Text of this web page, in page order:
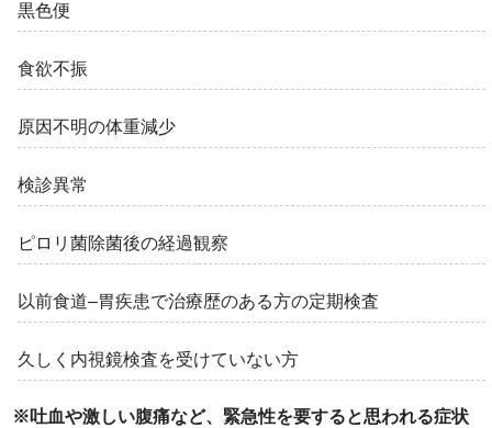
黒色便
食欲不振
原因不明の体重減少
検診異常
ピロリ菌除菌後の経過観察
以前食道–胃疾患で治療歴のある方の定期検査
久しく内視鏡検査を受けていない方
※吐血や激しい腹痛など、緊急性を要すると思われる症状